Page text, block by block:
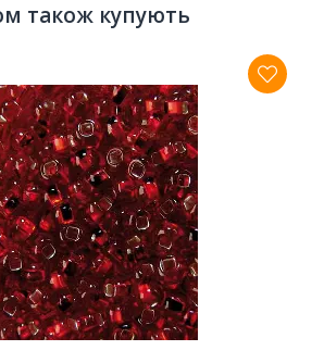
також купують